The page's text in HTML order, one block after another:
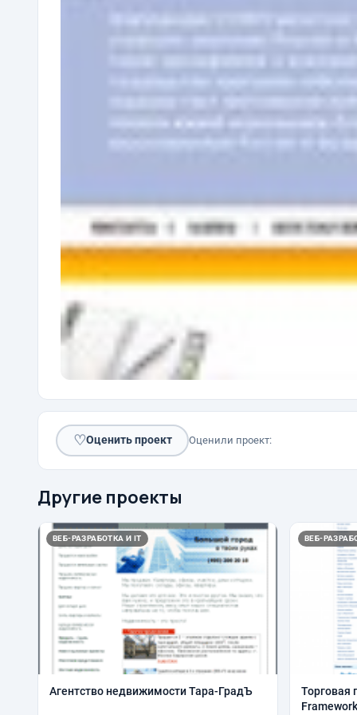
♡Оценить проект Оценили проект:
Другие проекты
ВЕБ-РАЗРАБОТКА И IT
Агентство недвижимости Тара-ГрадЪ
ВЕБ-
Торговая
Framework